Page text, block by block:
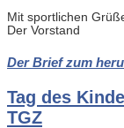
Mit sportlichen
Der Vorstand
Der Brief zum
Tag des
TGZ